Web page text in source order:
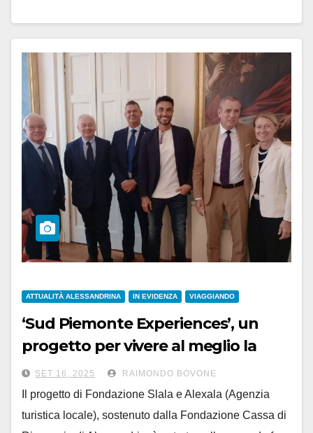
ATTUALITÀ ALESSANDRINA IN EVIDENZA VIAGGIANDO
‘Sud Piemonte Experiences’, un
progetto per vivere al meglio la
provincia di Alessandria
SET 16, 2025 RAIMONDO BOVONE
Il progetto di Fondazione Slala e Alexala (Agenzia
turistica locale), sostenuto dalla Fondazione Cassa di